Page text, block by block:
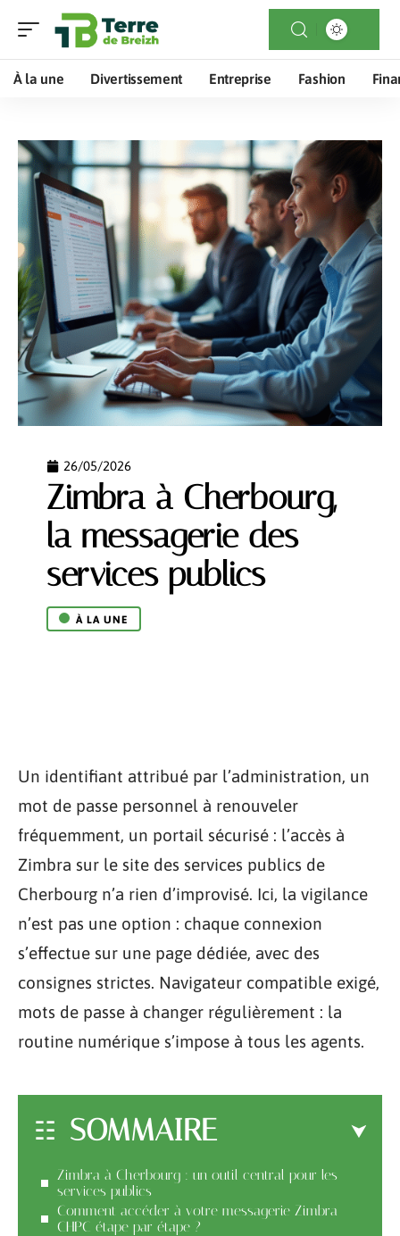
À la une Divertissement Entreprise Fashion
26/05/2026
Zimbra à Cherbourg,
la messagerie des
services publics
À LA UNE
Un identifiant attribué par l’administration, un
mot de passe personnel à renouveler
fréquemment, un portail sécurisé : l’accès à
Zimbra sur le site des services publics de
Cherbourg n’a rien d’improvisé. Ici, la vigilance
n’est pas une option : chaque connexion
s’effectue sur une page dédiée, avec des
consignes strictes. Navigateur compatible exigé,
mots de passe à changer régulièrement : la
routine numérique s’impose à tous les agents.
SOMMAIRE
Zimbra à Cherbourg : un outil central pour les
services publics
Comment accéder à votre messagerie Zimbra
CHPC étape par étape ?